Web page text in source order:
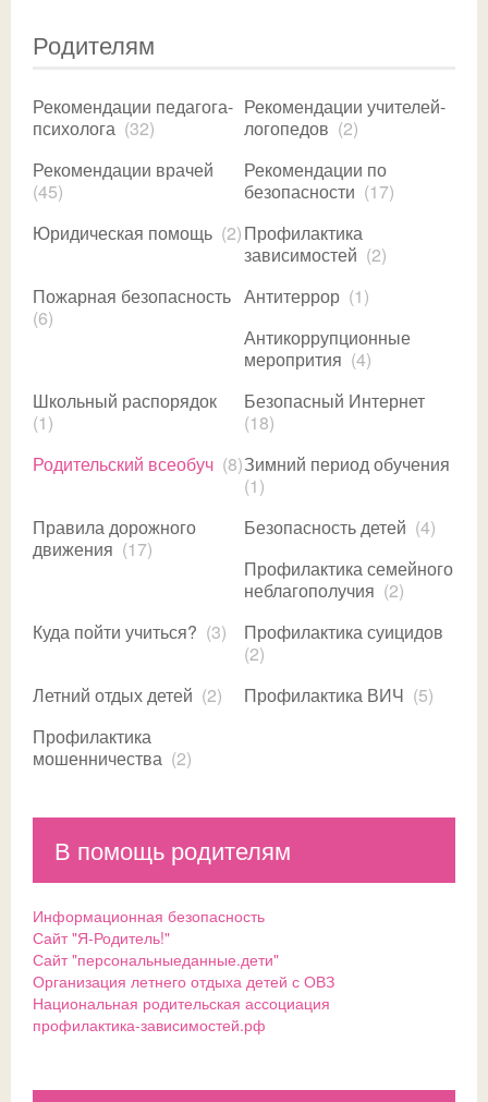
Родителям
Рекомендации педагога-
психолога (32)
Рекомендации учителей-
логопедов (2)
Рекомендации врачей
(45)
Рекомендации по
безопасности (17)
Юридическая помощь (2)Профилактика
зависимостей (2)
Пожарная безопасность
(6)
Антитеррор (1)
Антикоррупционные
меропрития (4)
Школьный распорядок
(1)
Безопасный Интернет
(18)
Родительский всеобуч (8)Зимний период обучения
(1)
Правила дорожного
движения (17)
Безопасность детей (4)
Профилактика семейного
неблагополучия (2)
Куда пойти учиться? (3)
Профилактика суицидов
(2)
Летний отдых детей (2) Профилактика ВИЧ (5)
Профилактика
мошенничества (2)
В помощь родителям
Информационная безопасность
Сайт "Я-Родитель!"
Сайт "персональныеданные.дети"
Организация летнего отдыха детей с ОВЗ
Национальная родительская ассоциация
профилактика-зависимостей.рф